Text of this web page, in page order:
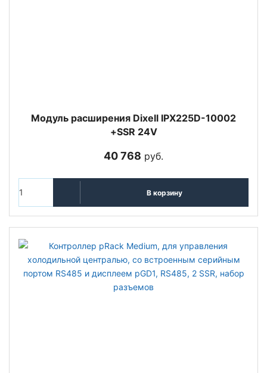
Модуль расширения Dixell IPX225D-10002
+SSR 24V
40 768 руб.
В корзину